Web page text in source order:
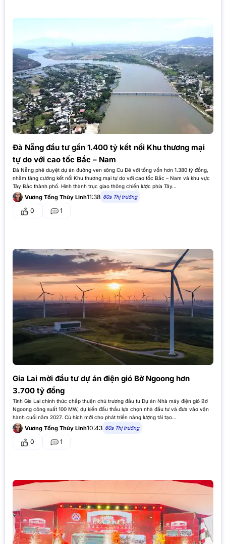
Đà Nẵng đầu tư gần 1.400 tỷ kết nối Khu thương mại
tự do với cao tốc Bắc – Nam
Đà Nẵng phê duyệt dự án đường ven sông Cu Đê với tổng vốn hơn 1.380 tỷ đồng,
nhằm tăng cường kết nối Khu thương mại tự do với cao tốc Bắc – Nam và khu vực
Tây Bắc thành phố. Hình thành trục giao thông chiến lược phía Tây…
Vương Tống Thùy Linh11:38 60s Thị trường
0 1
Gia Lai mời đầu tư dự án điện gió Bờ Ngoong hơn
3.700 tỷ đồng
Tỉnh Gia Lai chính thức chấp thuận chủ trương đầu tư Dự án Nhà máy điện gió Bờ
Ngoong công suất 100 MW, dự kiến đấu thầu lựa chọn nhà đầu tư và đưa vào vận
hành cuối năm 2027. Cú hích mới cho phát triển năng lượng tái tạo…
Vương Tống Thùy Linh10:43 60s Thị trường
0 1